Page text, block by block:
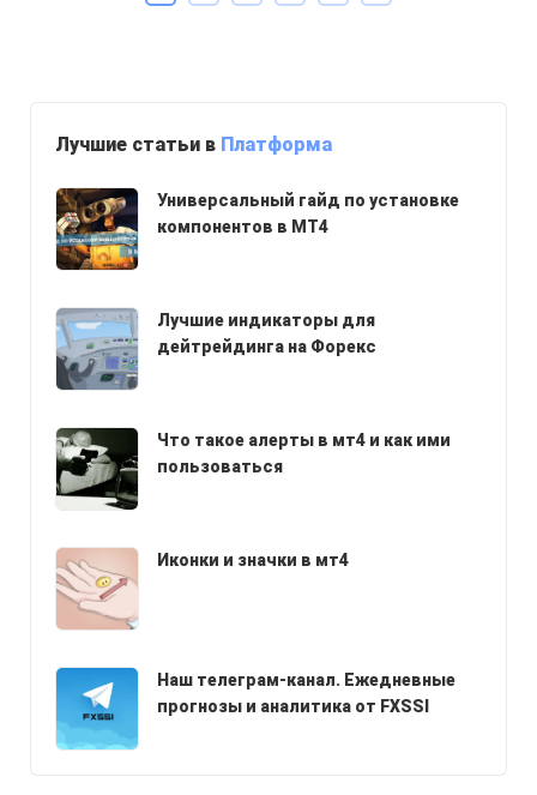
Лучшие статьи в Платформа
Универсальный гайд по установке
компонентов в МТ4
Лучшие индикаторы для
дейтрейдинга на Форекс
Что такое алерты в мт4 и как ими
пользоваться
Иконки и значки в мт4
Наш телеграм-канал. Ежедневные
прогнозы и аналитика от FXSSI